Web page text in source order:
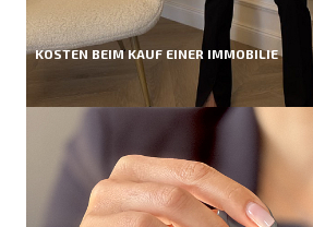
KOSTEN BEIM KAUF EINER IMMOBILIE